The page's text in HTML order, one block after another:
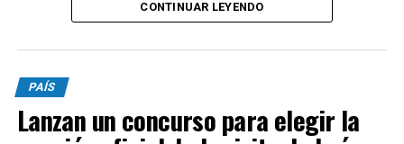
Luego de la ceremonia, Messi emprenderá su regreso a
Esta noche se perfilaba como titular ante Rayados de
Monterrey, por la fase de grupos de la Leagues Cup,
pero fue desafectado.
Desde las primeras horas de la mañana, el capitán de la
CONTINUAR LEYENDO
PAÍS
Lanzan un concurso para elegir la